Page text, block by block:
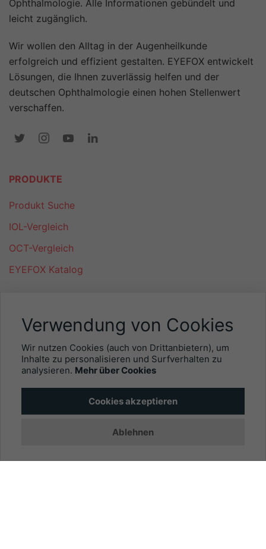
Ophthalmologie. Alle Informationen gebündelt und
leicht zugänglich.
Wir wollen den Alltag in der Augenheilkunde
erfolgreich und effizient gestalten. EYEFOX entwickelt
Lösungen, die Ihnen zuverlässig helfen und der
deutschen Ophthalmologie einen hohen Stellenwert
verschaffen.
PRODUKTE
Produkt Suche
IOL-Vergleich
OCT-Vergleich
EYEFOX Katalog
Mitgliederbereich
Newsletter
Personalgewinnung mit EYEFOX
INFORMATIONEN
Werben mit EYEFOX
Verwendung von Cookies
Wir nutzen Cookies (auch von Drittanbietern), um
Inhalte zu personalisieren und Surfverhalten zu
analysieren. Mehr über Cookies
Cookies akzeptieren
Ablehnen